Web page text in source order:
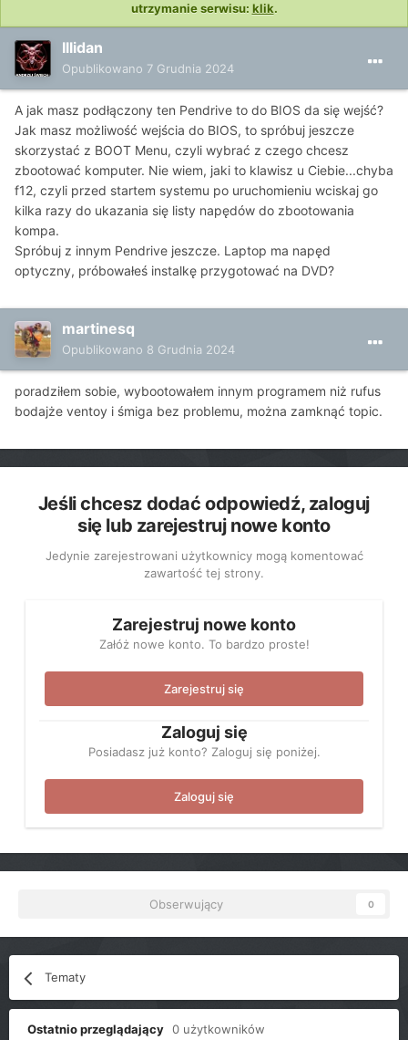
utrzymanie serwisu: klik.
Illidan
Opublikowano 7 Grudnia 2024
A jak masz podłączony ten Pendrive to do BIOS da się wejść?
Jak masz możliwość wejścia do BIOS, to spróbuj jeszcze
skorzystać z BOOT Menu, czyli wybrać z czego chcesz
zbootować komputer. Nie wiem, jaki to klawisz u Ciebie...chyba
f12, czyli przed startem systemu po uruchomieniu wciskaj go
kilka razy do ukazania się listy napędów do zbootowania
kompa.
Spróbuj z innym Pendrive jeszcze. Laptop ma napęd
optyczny, próbowałeś instalkę przygotować na DVD?
martinesq
Opublikowano 8 Grudnia 2024
poradziłem sobie, wybootowałem innym programem niż rufus
bodajże ventoy i śmiga bez problemu, można zamknąć topic.
Jeśli chcesz dodać odpowiedź, zaloguj
się lub zarejestruj nowe konto
Jedynie zarejestrowani użytkownicy mogą komentować
zawartość tej strony.
Zarejestruj nowe konto
Załóż nowe konto. To bardzo proste!
Zarejestruj się
Zaloguj się
Posiadasz już konto? Zaloguj się poniżej.
Zaloguj się
Obserwujący 0
Tematy
Ostatnio przeglądający 0 użytkowników